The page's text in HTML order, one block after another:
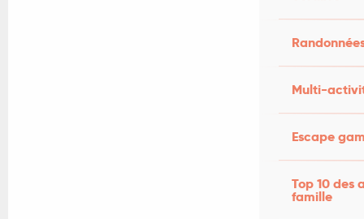
Multi-
Escape
Top 10 des
famille